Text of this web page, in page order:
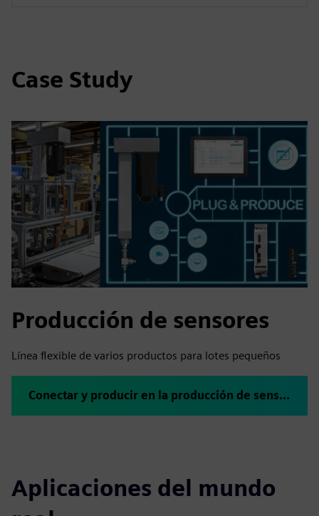
Case Study
Producción de sensores
Línea flexible de varios productos para lotes pequeños
Conectar y producir en la producción de sensores
Aplicaciones del mundo